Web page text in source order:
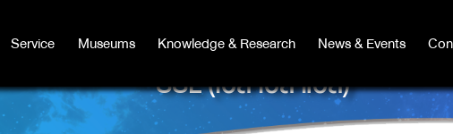
Service Museums Knowledge & Research News & Events
Service Museums Knowledge & Research News & Events
SSL (เอส เอส แอล)